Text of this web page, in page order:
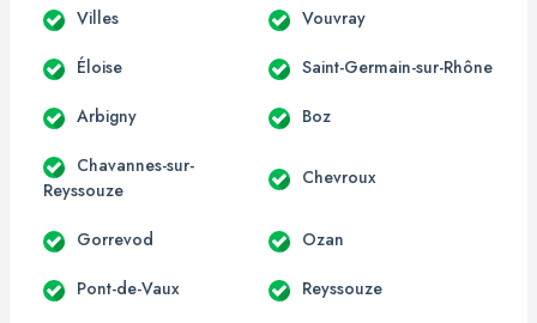
Villes Vouvray
Éloise Saint-Germain-sur-Rhône
Arbigny Boz
Chavannes-sur-
Reyssouze
Chevroux
Gorrevod Ozan
Pont-de-Vaux Reyssouze